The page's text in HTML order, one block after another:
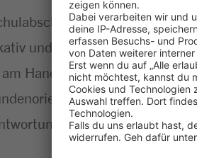
erfolgreich
und hast Spaß am
Handel und an
gehören für
bringst